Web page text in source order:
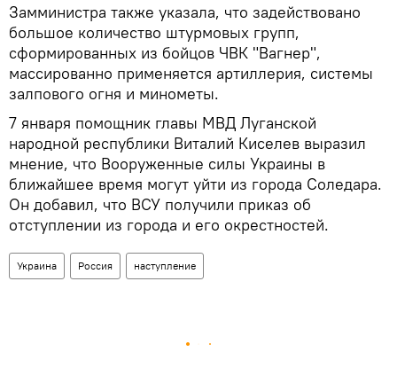
Замминистра также указала, что задействовано
большое количество штурмовых групп,
сформированных из бойцов ЧВК "Вагнер",
массированно применяется артиллерия, системы
залпового огня и минометы.
7 января помощник главы МВД Луганской
народной республики Виталий Киселев выразил
мнение, что Вооруженные силы Украины в
ближайшее время могут уйти из города Соледара.
Он добавил, что ВСУ получили приказ об
отступлении из города и его окрестностей.
Украина Россия наступление